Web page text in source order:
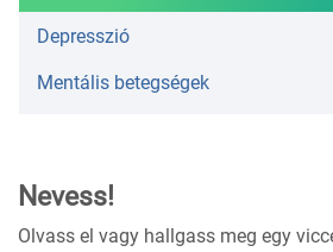
Depresszió
Mentális betegségek
Nevess!
Olvass el vagy hallgass meg egy